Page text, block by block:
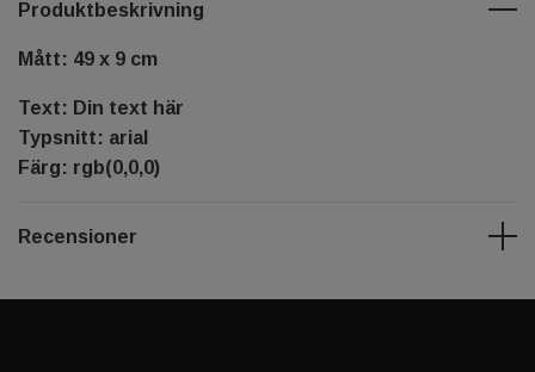
Produktbeskrivning
Mått: 49 x 9 cm
Text: Din text här
Typsnitt: arial
Färg: rgb(0,0,0)
Recensioner